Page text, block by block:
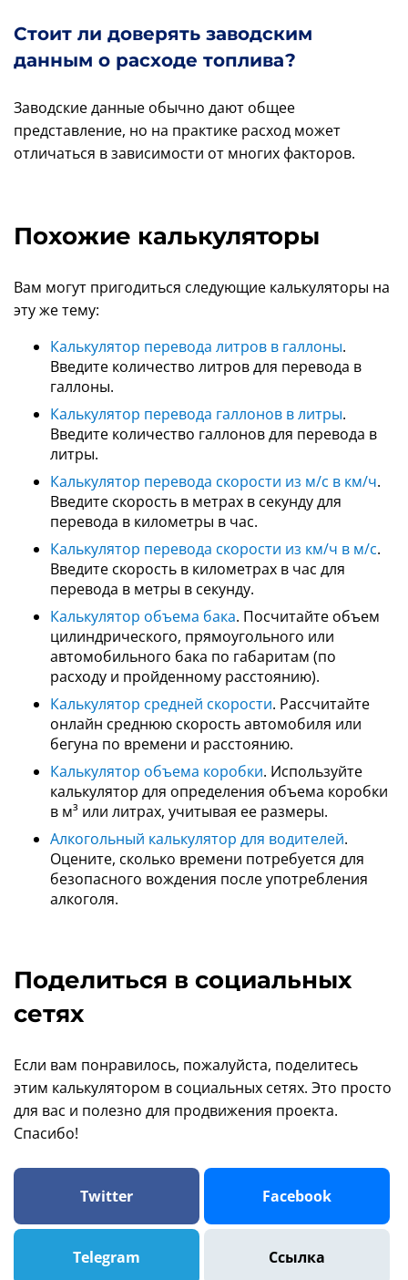
Стоит ли доверять заводским
данным о расходе топлива?
Заводские данные обычно дают общее
представление, но на практике расход может
отличаться в зависимости от многих факторов.
Похожие калькуляторы
Вам могут пригодиться следующие калькуляторы на
эту же тему:
Калькулятор перевода литров в галлоны.
Введите количество литров для перевода в
галлоны.
Калькулятор перевода галлонов в литры.
Введите количество галлонов для перевода в
литры.
Калькулятор перевода скорости из м/с в км/ч.
Введите скорость в метрах в секунду для
перевода в километры в час.
Калькулятор перевода скорости из км/ч в м/с.
Введите скорость в километрах в час для
перевода в метры в секунду.
Калькулятор объема бака. Посчитайте объем
цилиндрического, прямоугольного или
автомобильного бака по габаритам (по
расходу и пройденному расстоянию).
Калькулятор средней скорости. Рассчитайте
онлайн среднюю скорость автомобиля или
бегуна по времени и расстоянию.
Калькулятор объема коробки. Используйте
калькулятор для определения объема коробки
в м³ или литрах, учитывая ее размеры.
Алкогольный калькулятор для водителей.
Оцените, сколько времени потребуется для
безопасного вождения после употребления
алкоголя.
Поделиться в социальных
сетях
Если вам понравилось, пожалуйста, поделитесь
этим калькулятором в социальных сетях. Это просто
для вас и полезно для продвижения проекта.
Спасибо!
Twitter Facebook
Telegram Ссылка